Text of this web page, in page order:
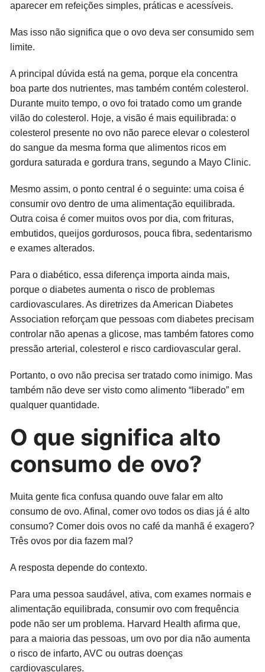
aparecer em refeições simples, práticas e acessíveis.
Mas isso não significa que o ovo deva ser consumido sem
limite.
A principal dúvida está na gema, porque ela concentra
boa parte dos nutrientes, mas também contém colesterol.
Durante muito tempo, o ovo foi tratado como um grande
vilão do colesterol. Hoje, a visão é mais equilibrada: o
colesterol presente no ovo não parece elevar o colesterol
do sangue da mesma forma que alimentos ricos em
gordura saturada e gordura trans, segundo a Mayo Clinic.
Mesmo assim, o ponto central é o seguinte: uma coisa é
consumir ovo dentro de uma alimentação equilibrada.
Outra coisa é comer muitos ovos por dia, com frituras,
embutidos, queijos gordurosos, pouca fibra, sedentarismo
e exames alterados.
Para o diabético, essa diferença importa ainda mais,
porque o diabetes aumenta o risco de problemas
cardiovasculares. As diretrizes da American Diabetes
Association reforçam que pessoas com diabetes precisam
controlar não apenas a glicose, mas também fatores como
pressão arterial, colesterol e risco cardiovascular geral.
Portanto, o ovo não precisa ser tratado como inimigo. Mas
também não deve ser visto como alimento “liberado” em
qualquer quantidade.
O que significa alto
consumo de ovo?
Muita gente fica confusa quando ouve falar em alto
consumo de ovo. Afinal, comer ovo todos os dias já é alto
consumo? Comer dois ovos no café da manhã é exagero?
Três ovos por dia fazem mal?
A resposta depende do contexto.
Para uma pessoa saudável, ativa, com exames normais e
alimentação equilibrada, consumir ovo com frequência
pode não ser um problema. Harvard Health afirma que,
para a maioria das pessoas, um ovo por dia não aumenta
o risco de infarto, AVC ou outras doenças
cardiovasculares.